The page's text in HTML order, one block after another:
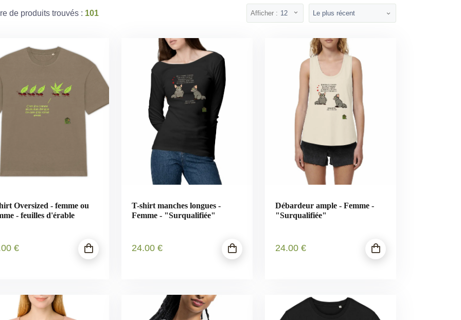
de produits trouvés : 101 Afficher : 12 Le plus récent
Oversized - femme ou
- feuilles d'érable
€
T-shirt manches longues -
Femme - "Surqualifiée"
24.00 €
Débardeur ample - Femme -
"Surqualifiée"
24.00 €